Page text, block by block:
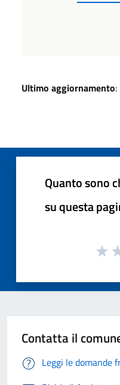
Ultimo aggiornamento
Quanto sono
su questa
Contatta il
Leggi le domande